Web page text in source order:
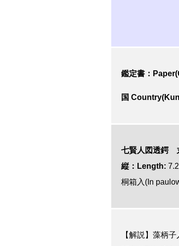
鑑定書：
国
七賢人図透鍔
縦：Length:
桐箱入(In
【解説】藻柄